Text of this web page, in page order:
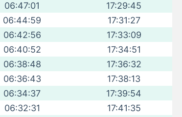
06:47:01
17:29:45
06:44:59
17:31:27
06:42:56
17:33:09
06:40:52
17:34:51
06:38:48
17:36:32
06:36:43
17:38:13
06:34:37
17:39:54
06:32:31
17:41:35